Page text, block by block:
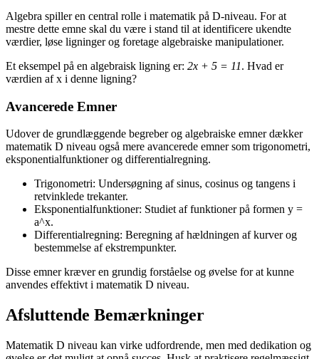
Algebra spiller en central rolle i matematik på D-niveau. For at
mestre dette emne skal du være i stand til at identificere ukendte
værdier, løse ligninger og foretage algebraiske manipulationer.
Et eksempel på en algebraisk ligning er: 2x + 5 = 11. Hvad er
værdien af x i denne ligning?
Avancerede Emner
Udover de grundlæggende begreber og algebraiske emner dækker
matematik D niveau også mere avancerede emner som trigonometri,
eksponentialfunktioner og differentialregning.
Trigonometri: Undersøgning af sinus, cosinus og tangens i
retvinklede trekanter.
Eksponentialfunktioner: Studiet af funktioner på formen y =
a^x.
Differentialregning: Beregning af hældningen af kurver og
bestemmelse af ekstrempunkter.
Disse emner kræver en grundig forståelse og øvelse for at kunne
anvendes effektivt i matematik D niveau.
Afsluttende Bemærkninger
Matematik D niveau kan virke udfordrende, men med dedikation og